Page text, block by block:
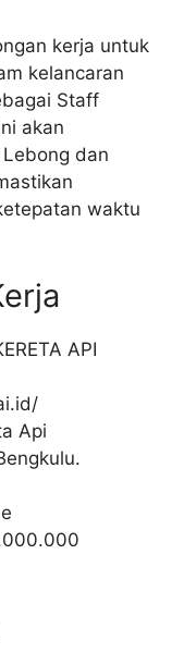
kerja untuk
kelancaran
Staff
akan
dan
waktu
API
Api